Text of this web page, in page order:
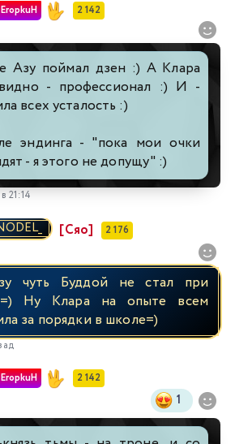
EropkuH 2 142
Азу поймал дзен :) А Клара
- профессионал :) И -
всех усталость :)
эндинга - "пока мои очки
- я этого не допущу" :)
21:14
[Сяо] 2 176
чуть Буддой не стал при
Ну Клара на опыте всем
за порядки в школе=)
EropkuH 2 142
1